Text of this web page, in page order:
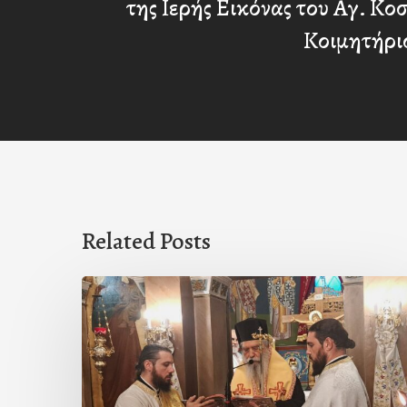
της Ιερής Εικόνας του Αγ.
Related Posts
Ιερά
Παράκληση
στον
Ι.Ν.